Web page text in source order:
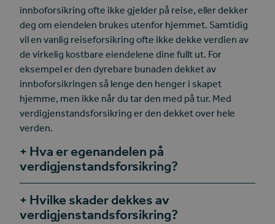
innboforsikring ofte ikke gjelder på reise, eller dekker
deg om eiendelen brukes utenfor hjemmet. Samtidig
vil en vanlig reiseforsikring ofte ikke dekke verdien av
de virkelig kostbare eiendelene dine fullt ut. For
eksempel er den dyrebare bunaden dekket av
innboforsikringen så lenge den henger i skapet
hjemme, men ikke når du tar den med på tur. Med
verdigjenstandsforsikring er den dekket over hele
verden.
Hva er egenandelen på
verdigjenstandsforsikring?
Hvilke skader dekkes av
verdigjenstandsforsikring?